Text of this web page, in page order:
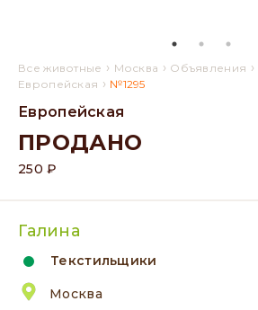
Все животные › Москва › Объявления ›
Европейская › №1295
Европейская
ПРОДАНО
250 ₽
Галина
Текстильщики
Москва